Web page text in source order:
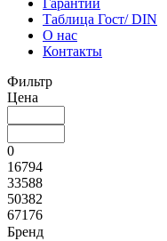
Гарантии
Таблица Гост/ DIN
О нас
Контакты
Фильтр
Цена
0
16794
33588
50382
67176
Бренд